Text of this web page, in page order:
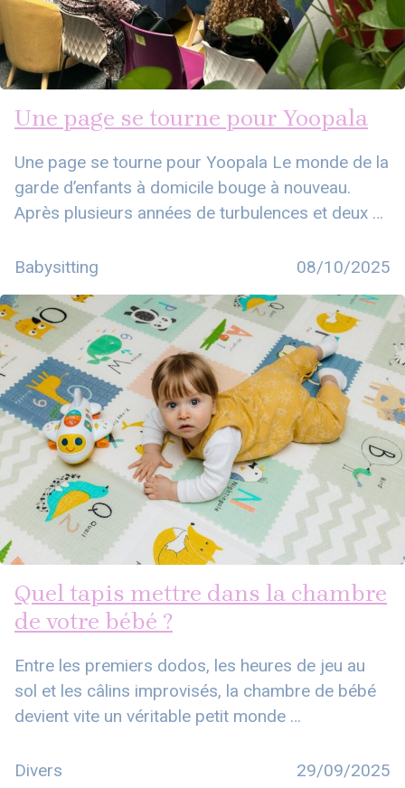
Une page se tourne pour Yoopala
Une page se tourne pour Yoopala Le monde de la
garde d’enfants à domicile bouge à nouveau.
Après plusieurs années de turbulences et deux …
Babysitting 08/10/2025
Quel tapis mettre dans la chambre
de votre bébé ?
Entre les premiers dodos, les heures de jeu au
sol et les câlins improvisés, la chambre de bébé
devient vite un véritable petit monde …
Divers 29/09/2025